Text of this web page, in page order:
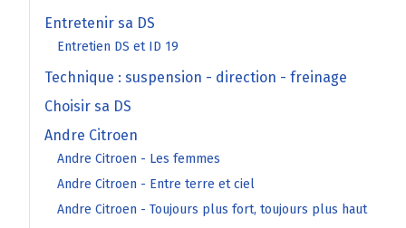
Entretenir sa DS
Entretien DS et ID 19
Technique : suspension - direction - freinage
Choisir sa DS
Andre Citroen
Andre Citroen - Les femmes
Andre Citroen - Entre terre et ciel
Andre Citroen - Toujours plus fort, toujours plus haut